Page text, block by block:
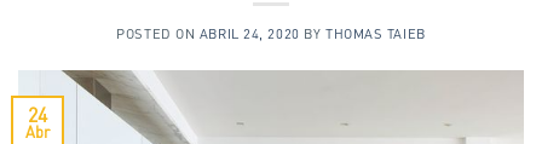
POSTED ON ABRIL 24, 2020 BY THOMAS TAIEB
24
Abr